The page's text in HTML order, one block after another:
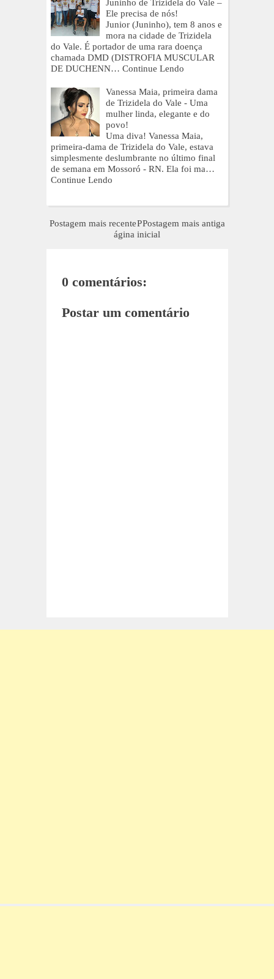
Juninho de Trizidela do Vale –
Ele precisa de nós!
Junior (Juninho), tem 8 anos e
mora na cidade de Trizidela
do Vale. É portador de uma rara doença
chamada DMD (DISTROFIA MUSCULAR
DE DUCHENN… Continue Lendo
Vanessa Maia, primeira dama
de Trizidela do Vale - Uma
mulher linda, elegante e do
povo!
Uma diva! Vanessa Maia,
primeira-dama de Trizidela do Vale, estava
simplesmente deslumbrante no último final
de semana em Mossoró - RN. Ela foi ma…
Continue Lendo
Postagem mais recente Postagem mais antiga
P
ágina inicial
0 comentários:
Postar um comentário